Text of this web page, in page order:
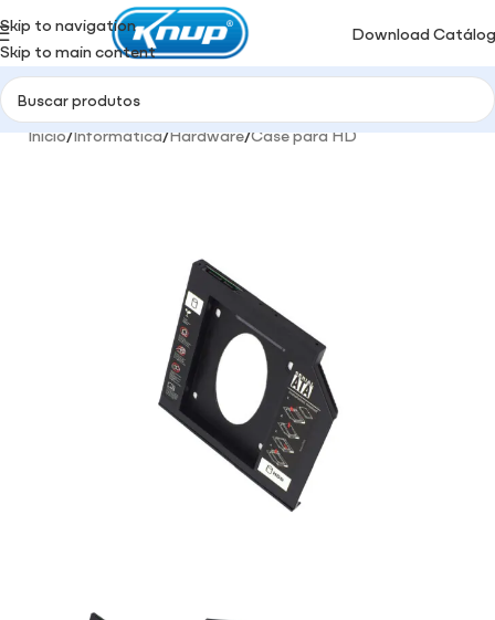
Skip to navigation
Skip to main content
Download
Início/Informática/Hardware/Case para HD